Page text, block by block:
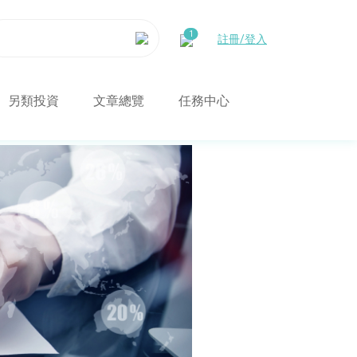
註冊/登入
另類投資 文章總覽 任務中心